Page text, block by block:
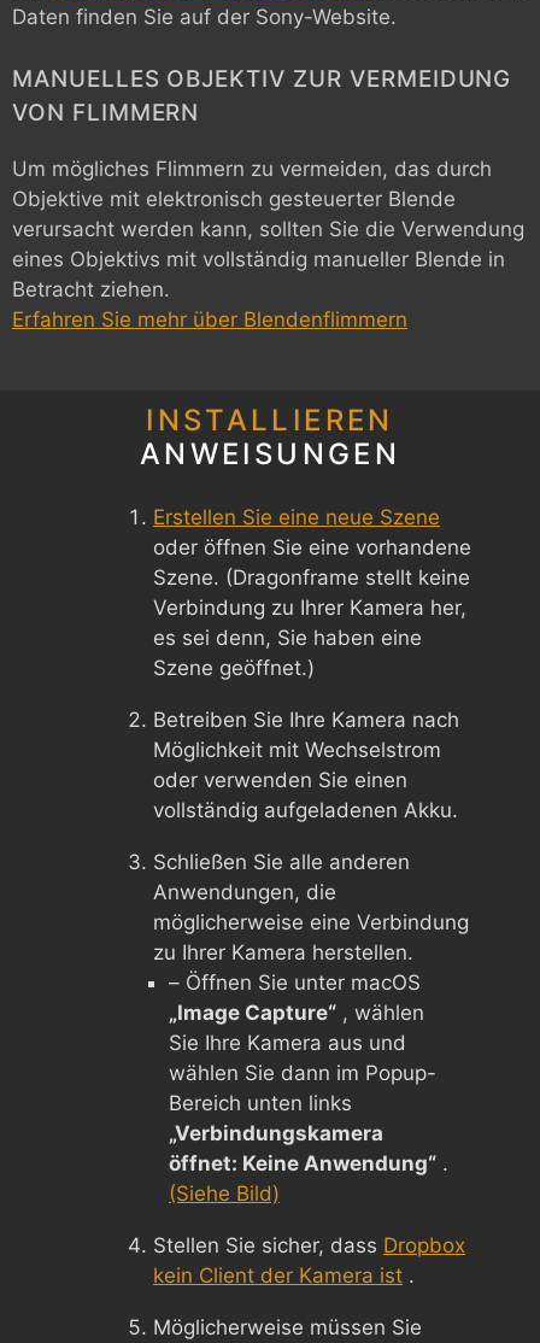
Daten finden Sie auf der Sony-Website.
MANUELLES OBJEKTIV ZUR VERMEIDUNG
VON FLIMMERN
Um mögliches Flimmern zu vermeiden, das durch
Objektive mit elektronisch gesteuerter Blende
verursacht werden kann, sollten Sie die Verwendung
eines Objektivs mit vollständig manueller Blende in
Betracht ziehen.
Erfahren Sie mehr über Blendenflimmern
INSTALLIEREN
ANWEISUNGEN
Erstellen Sie eine neue Szene
oder öffnen Sie eine vorhandene
Szene. (Dragonframe stellt keine
Verbindung zu Ihrer Kamera her,
es sei denn, Sie haben eine
Szene geöffnet.)
Betreiben Sie Ihre Kamera nach
Möglichkeit mit Wechselstrom
oder verwenden Sie einen
vollständig aufgeladenen Akku.
Schließen Sie alle anderen
Anwendungen, die
möglicherweise eine Verbindung
zu Ihrer Kamera herstellen.
– Öffnen Sie unter macOS
„Image Capture“ , wählen
Sie Ihre Kamera aus und
wählen Sie dann im Popup-
Bereich unten links
„Verbindungskamera
öffnet: Keine Anwendung“ .
(Siehe Bild)
Stellen Sie sicher, dass Dropbox
kein Client der Kamera ist .
Möglicherweise müssen Sie